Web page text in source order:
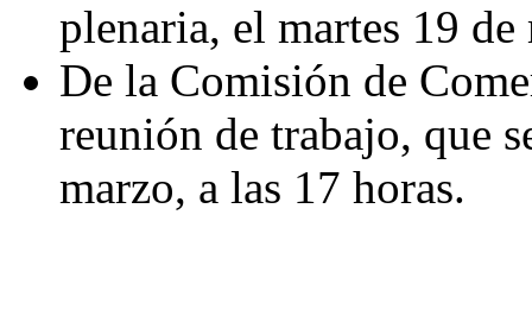
plenaria, el martes 19
De la Comisión de
reunión de trabajo, que
marzo, a las 17 horas.